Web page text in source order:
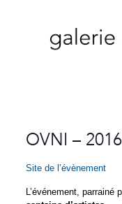
OVNI – 2016
Site de l’évènement
L’événement, parrainé